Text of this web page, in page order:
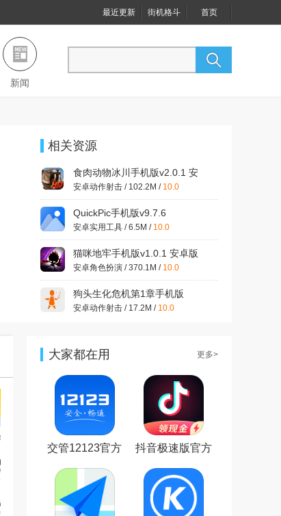
最近更新 街机格斗 首页
新闻
相关资源
食肉动物冰川手机版v2.0.1 安
卓版
安卓动作射击 / 102.2M / 10.0
QuickPic手机版v9.7.6
安卓实用工具 / 6.5M / 10.0
猫咪地牢手机版v1.0.1 安卓版
安卓角色扮演 / 370.1M / 10.0
狗头生化危机第1章手机版
v21.03.091921 安卓版
安卓动作射击 / 17.2M / 10.0
安卓购物优惠 / 24.7M /
抖音短视频appv37.8.0 最新版
安卓影音视听 / 327.7M /
小红书app官方版v9.19.0 官方
安卓聊天社交 / 154.0M /9.4
美图秀秀手机版官方版
v10.10.0最新版
安卓摄影摄像 / 174M /10.0
大家都在用 更多>
交管12123官方
抖音极速版官方